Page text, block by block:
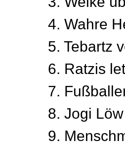
4. Wahre
5. Tebartz
6. Ratzis
7.
8. Jogi Löw
9.